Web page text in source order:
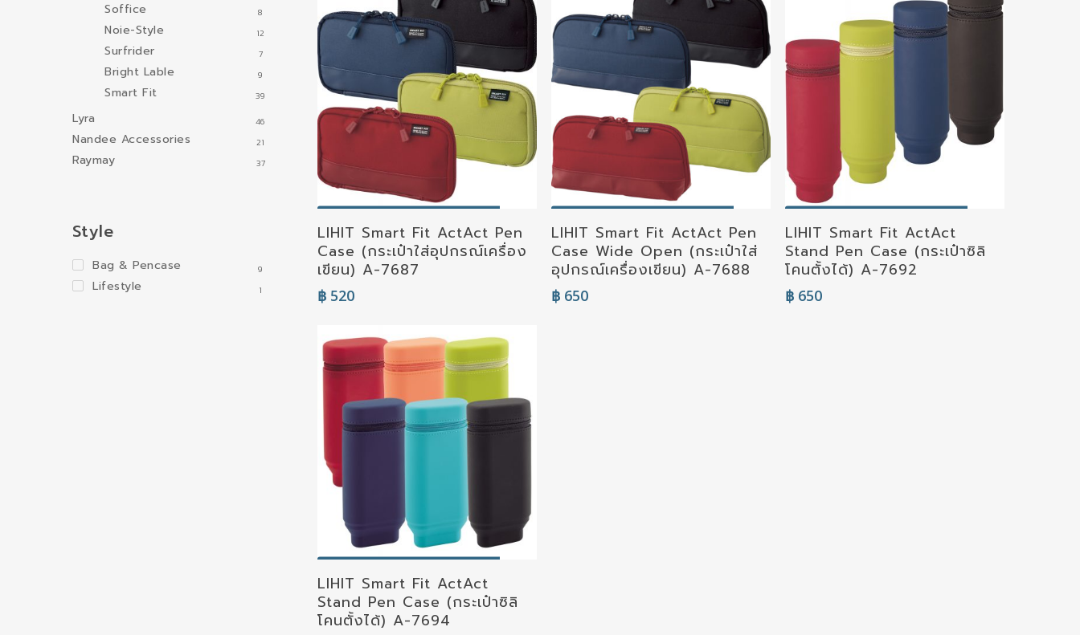
Soffice 8
Noie-Style 12
Surfrider 7
Bright Lable 9
Smart Fit 39
Lyra 46
Nandee Accessories 21
Raymay 37
Style
Bag & Pencase 9
Lifestyle 1
Select Options
LIHIT Smart Fit ActAct Pen
Case (กระเป๋าใส่อุปกรณ์เครื่อง
เขียน) A-7687
฿ 520
Select Options
LIHIT Smart Fit ActAct Pen
Case Wide Open (กระเป๋าใส่
อุปกรณ์เครื่องเขียน) A-7688
฿ 650
Select Options
LIHIT Smart Fit ActAct
Stand Pen Case (กระเป๋าซิลิ
โคนตั้งได้) A-7692
฿650
Select Options
LIHIT Smart Fit ActAct
Stand Pen Case (กระเป๋าซิลิ
โคนตั้งได้) A-7694